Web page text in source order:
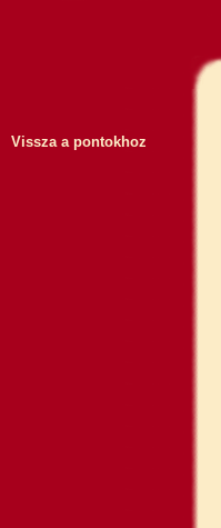
Vissza a pontokhoz